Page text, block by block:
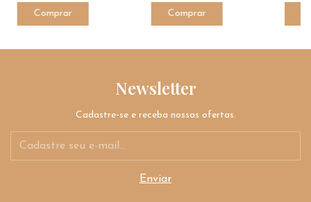
Newsletter
Cadastre-se e receba nossas ofertas.